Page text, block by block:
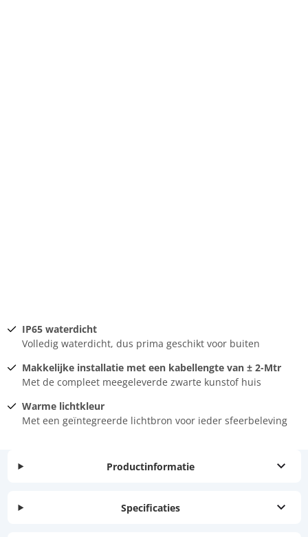
IP65 waterdicht
Volledig waterdicht, dus prima geschikt voor buiten
Makkelijke installatie met een kabellengte van ± 2-Mtr
Met de compleet meegeleverde zwarte kunstof huis
Warme lichtkleur
Met een geïntegreerde lichtbron voor ieder sfeerbeleving
Productinformatie
Specificaties